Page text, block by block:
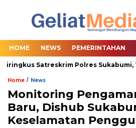
HOME NEWS PEMERINTAHAN
Satreskrim Polres Sukabumi,
Home / News
Monitoring
Baru, Dishub
Keselamatan